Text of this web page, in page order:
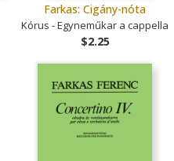
Farkas: Cigány-nóta
Kórus - Egyneműkar a cappella
$2.25